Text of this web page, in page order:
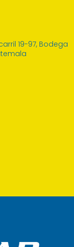
19-97, Bodega